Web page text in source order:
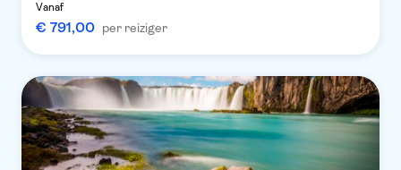
Vanaf
€ 791,00 per reiziger